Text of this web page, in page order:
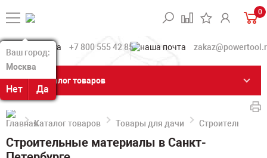
Ваш город:
Москва
Нет Да
Ваш город:
Москва
Нет Да
0
+7 800 555 42 85
Каталог товаров
Каталог товаров Товары для дачи Строительные
Строительные материалы в Санкт-